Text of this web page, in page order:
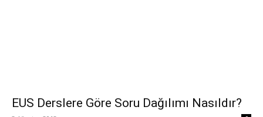
EUS Derslere Göre Soru Dağılımı Nasıldır?